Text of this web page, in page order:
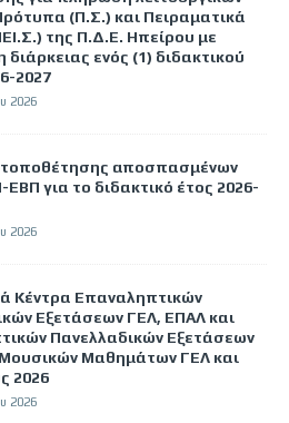
(Π.Σ.) και Πειραματικά
της Π.Δ.Ε. Ηπείρου με
ενός (1) διδακτικού
2027
2026
αποσπασμένων
για το διδακτικό έτος 2026-
2026
Κέντρα Επαναληπτικών
Εξετάσεων ΓΕΛ, ΕΠΑΛ και
Πανελλαδικών Εξετάσεων
Μουσικών Μαθημάτων ΓΕΛ και
2026
2026